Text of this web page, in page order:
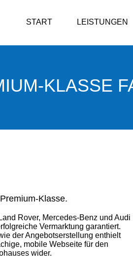
START LEISTUNGEN
KLASSE
Klasse.
Rover, Mercedes-Benz und Audi
Vermarktung garantiert.
der Angebotserstellung enthielt
mobile Webseite für den
wider.